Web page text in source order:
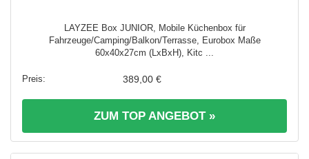
LAYZEE Box JUNIOR, Mobile Küchenbox für
Fahrzeuge/Camping/Balkon/Terrasse, Eurobox Maße
60x40x27cm (LxBxH), Kitc ...
389,00 €
ZUM TOP ANGEBOT »